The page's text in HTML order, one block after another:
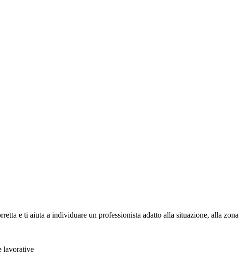
e ti aiuta a individuare un professionista adatto alla situazione, alla
lavorative